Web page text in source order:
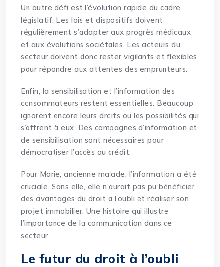
Un autre défi est l’évolution rapide du cadre
législatif. Les lois et dispositifs doivent
régulièrement s’adapter aux progrès médicaux
et aux évolutions sociétales. Les acteurs du
secteur doivent donc rester vigilants et flexibles
pour répondre aux attentes des emprunteurs.
Enfin, la sensibilisation et l’information des
consommateurs restent essentielles. Beaucoup
ignorent encore leurs droits ou les possibilités qui
s’offrent à eux. Des campagnes d’information et
de sensibilisation sont nécessaires pour
démocratiser l’accès au crédit.
Pour Marie, ancienne malade, l’information a été
cruciale. Sans elle, elle n’aurait pas pu bénéficier
des avantages du droit à l’oubli et réaliser son
projet immobilier. Une histoire qui illustre
l’importance de la communication dans ce
secteur.
Le futur du droit à l’oubli